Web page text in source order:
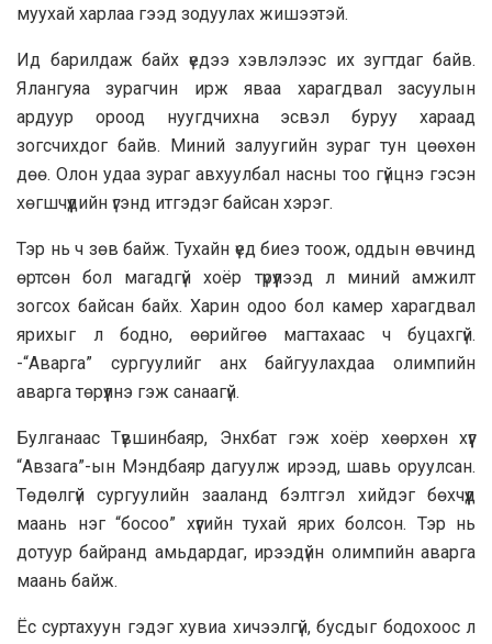
муухай харлаа гээд зодуулах жишээтэй.
Ид барилдаж байх үедээ хэвлэлээс их зугтдаг байв.
Ялангуяа зурагчин ирж яваа харагдвал засуулын
ардуур ороод нуугдчихна эсвэл буруу хараад
зогсчихдог байв. Миний залуугийн зураг тун цөөхөн
дөө. Олон удаа зураг авхуулбал насны тоо гүйцнэ гэсэн
хөгшчүүдийн үгэнд итгэдэг байсан хэрэг.
Тэр нь ч зөв байж. Тухайн үед биеэ тоож, оддын өвчинд
өртсөн бол магадгүй хоёр түрүүлээд л миний амжилт
зогсох байсан байх. Харин одоо бол камер харагдвал
ярихыг л бодно, өөрийгөө магтахаас ч буцахгүй.
-“Аварга” сургуулийг анх байгуулахдаа олимпийн
аварга төрүүлнэ гэж санаагүй.
Булганаас Түвшинбаяр, Энхбат гэж хоёр хөөрхөн хүүг
“Авзага”-ын Мэндбаяр дагуулж ирээд, шавь оруулсан.
Төдөлгүй сургуулийн зааланд бэлтгэл хийдэг бөхчүүд
маань нэг “босоо” хүүгийн тухай ярих болсон. Тэр нь
дотуур байранд амьдардаг, ирээдүйн олимпийн аварга
маань байж.
Ёс суртахуун гэдэг хувиа хичээлгүй, бусдыг бодохоос л